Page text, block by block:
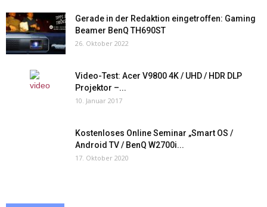
Gerade in der Redaktion eingetroffen: Gaming
Beamer BenQ TH690ST
26. Oktober 2022
Video-Test: Acer V9800 4K / UHD / HDR DLP
Projektor –...
10. Januar 2017
Kostenloses Online Seminar „Smart OS /
Android TV / BenQ W2700i...
17. Oktober 2020